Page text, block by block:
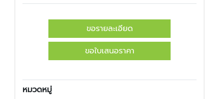
ขอรายละเอียด
ขอใบเสนอราคา
หมวดหมู่